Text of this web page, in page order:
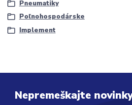
Pneumatiky
Poľnohospodárske
Implement
Nepremeškajte